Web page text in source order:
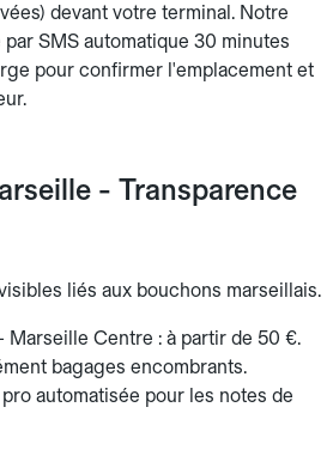
devant votre terminal. Notre
SMS automatique 30 minutes
pour confirmer l'emplacement et
- Transparence
liés aux bouchons marseillais.
Marseille Centre : à partir de 50 €.
bagages encombrants.
automatisée pour les notes de